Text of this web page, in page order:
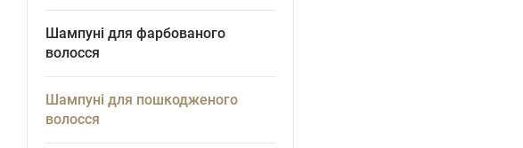
Шампуні для фарбованого
волосся
Шампуні для пошкодженого
волосся